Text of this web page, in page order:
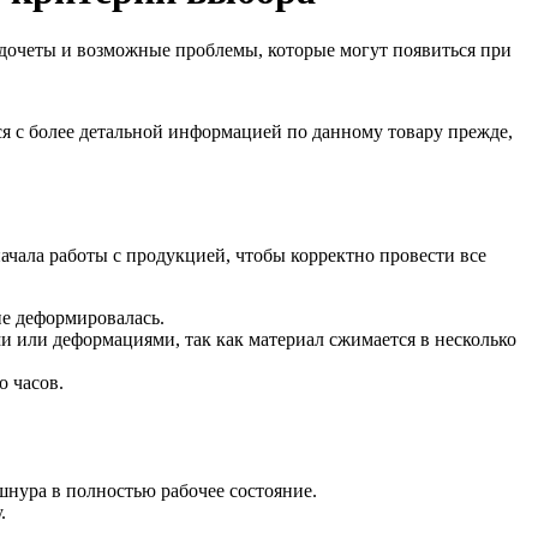
и возможные проблемы, которые могут появиться при
с более детальной информацией по данному товару прежде,
работы с продукцией, чтобы корректно провести все
деформировалась.
деформациями, так как материал сжимается в несколько
часов.
в полностью рабочее состояние.